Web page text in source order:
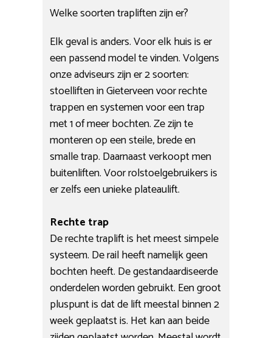
Welke soorten trapliften zijn er?
Elk geval is anders. Voor elk huis is er
een passend model te vinden. Volgens
onze adviseurs zijn er 2 soorten:
stoelliften in Gieterveen voor rechte
trappen en systemen voor een trap
met 1 of meer bochten. Ze zijn te
monteren op een steile, brede en
smalle trap. Daarnaast verkoopt men
buitenliften. Voor rolstoelgebruikers is
er zelfs een unieke plateaulift.
Rechte trap
De rechte traplift is het meest simpele
systeem. De rail heeft namelijk geen
bochten heeft. De gestandaardiseerde
onderdelen worden gebruikt. Een groot
pluspunt is dat de lift meestal binnen 2
week geplaatst is. Het kan aan beide